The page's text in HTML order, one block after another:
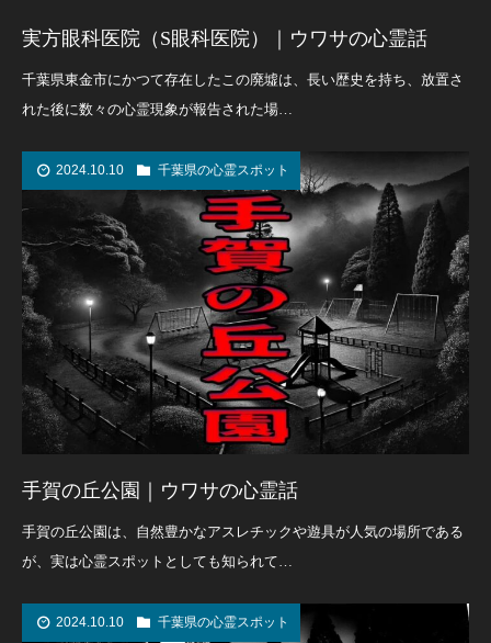
実方眼科医院（S眼科医院）｜ウワサの心霊話
千葉県東金市にかつて存在したこの廃墟は、長い歴史を持ち、放置さ
れた後に数々の心霊現象が報告された場…
2024.10.10 千葉県の心霊スポット
手賀の丘公園｜ウワサの心霊話
手賀の丘公園は、自然豊かなアスレチックや遊具が人気の場所である
が、実は心霊スポットとしても知られて…
2024.10.10 千葉県の心霊スポット